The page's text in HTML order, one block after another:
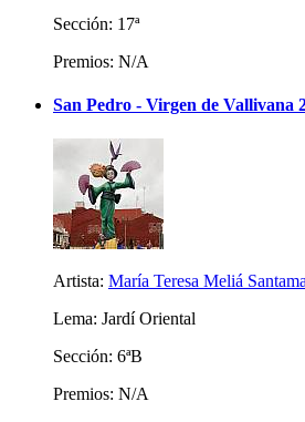
Sección: 17ª
Premios: N/A
San Pedro - Virgen de Vallivana
Artista: María Teresa Meliá
Lema: Jardí Oriental
Sección: 6ªB
Premios: N/A